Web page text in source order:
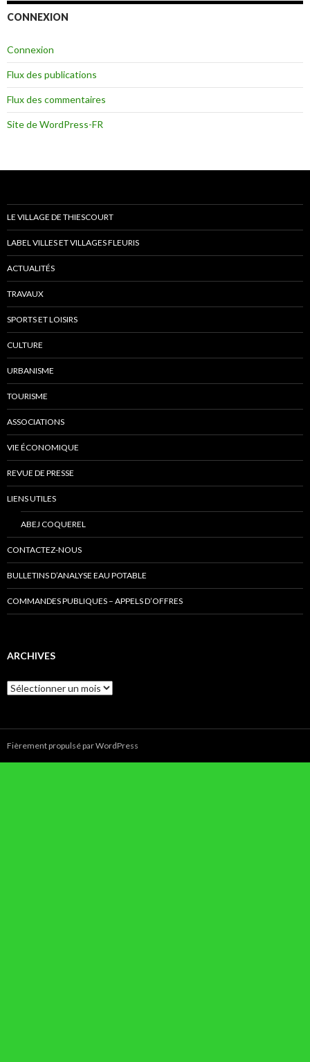
CONNEXION
Connexion
Flux des publications
Flux des commentaires
Site de WordPress-FR
LE VILLAGE DE THIESCOURT
LABEL VILLES ET VILLAGES FLEURIS
ACTUALITÉS
TRAVAUX
SPORTS ET LOISIRS
CULTURE
URBANISME
TOURISME
ASSOCIATIONS
VIE ÉCONOMIQUE
REVUE DE PRESSE
LIENS UTILES
ABEJ COQUEREL
CONTACTEZ-NOUS
BULLETINS D’ANALYSE EAU POTABLE
COMMANDES PUBLIQUES – APPELS D’OFFRES
ARCHIVES
Archives
Fièrement propulsé par WordPress